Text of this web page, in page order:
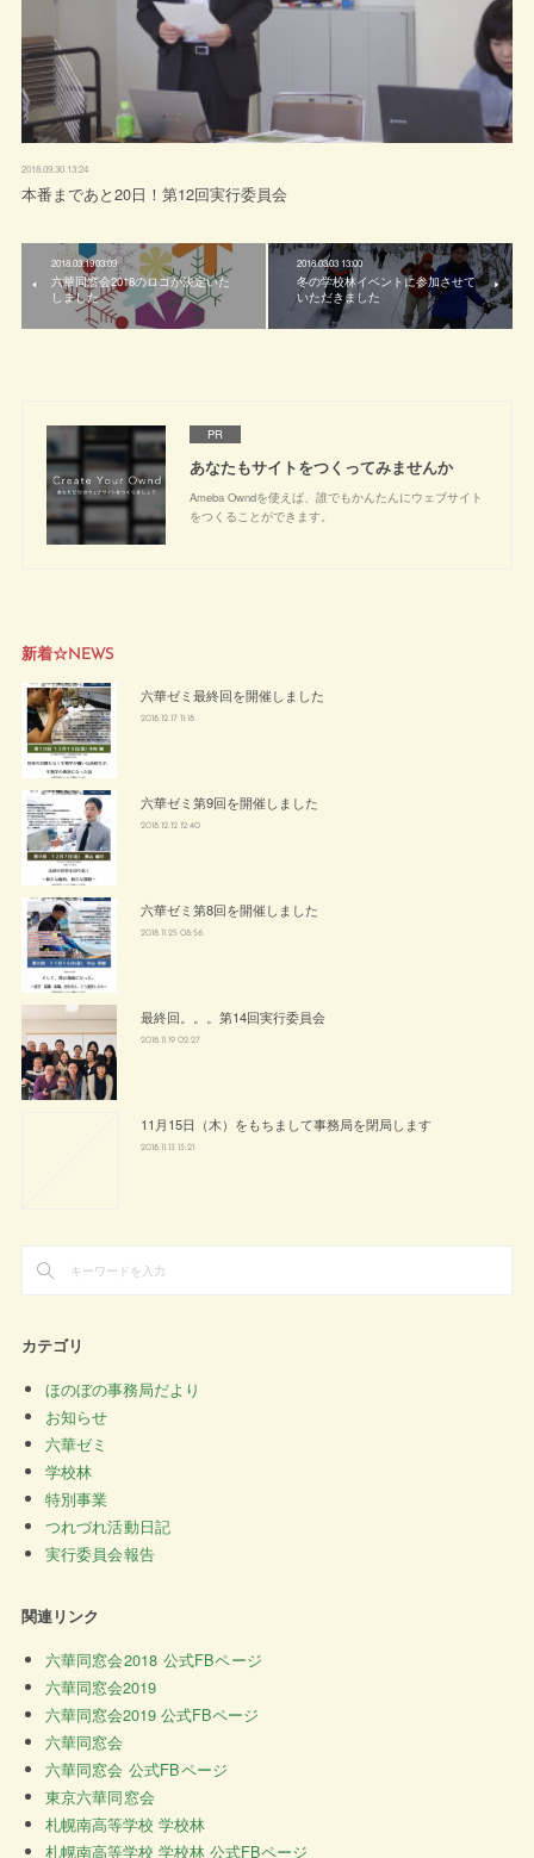
2018.09.30 13:24
本番まであと20日！第12回実行委員会
2018.03.19 03:09
六華同窓会2018のロゴが決定いた
しました
2018.03.03 13:00
冬の学校林イベントに参加させて
いただきました
PR
あなたもサイトをつくってみませんか
Ameba Owndを使えば、誰でもかんたんにウェブサイト
をつくることができます。
新着☆NEWS
六華ゼミ最終回を開催しました
2018.12.17 11:18
六華ゼミ第9回を開催しました
2018.12.12 12:40
六華ゼミ第8回を開催しました
2018.11.25 08:56
最終回。。。第14回実行委員会
2018.11.19 02:27
11月15日（木）をもちまして事務局を閉局します
2018.11.13 13:21
カテゴリ
ほのぼの事務局だより
お知らせ
六華ゼミ
学校林
特別事業
つれづれ活動日記
実行委員会報告
関連リンク
六華同窓会2018 公式FBページ
六華同窓会2019
六華同窓会2019 公式FBページ
六華同窓会
六華同窓会 公式FBページ
東京六華同窓会
札幌南高等学校 学校林
札幌南高等学校 学校林 公式FBページ